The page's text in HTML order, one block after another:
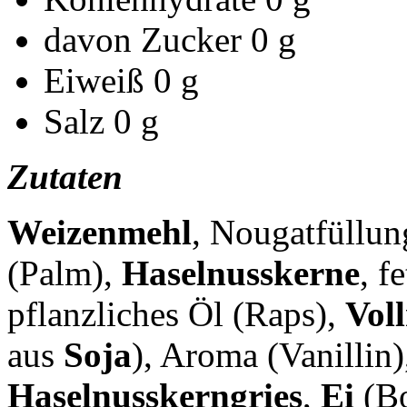
davon Zucker 0 g
Eiweiß 0 g
Salz 0 g
Zutaten
Weizenmehl,
(Palm), Haselnusskerne,
pflanzliches Öl (Raps),
aus Soja), Aroma
Haselnusskerngries, Ei